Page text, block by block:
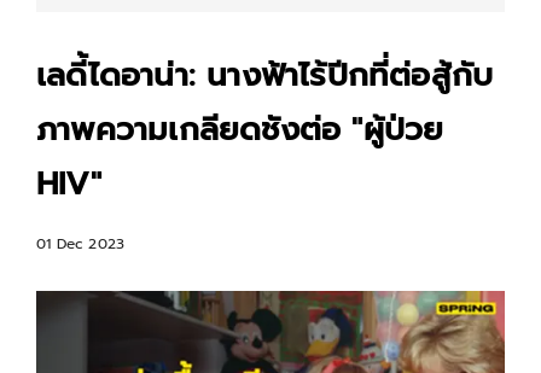
เลดี้ไดอาน่า: นางฟ้าไร้ปีกที่ต่อสู้กับ
ภาพความเกลียดชังต่อ "ผู้ป่วย
HIV"
01 Dec 2023